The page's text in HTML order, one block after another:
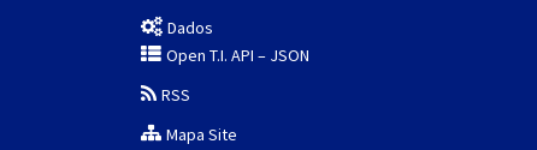
Dados
Open T.I. API – JSON
RSS
Mapa Site